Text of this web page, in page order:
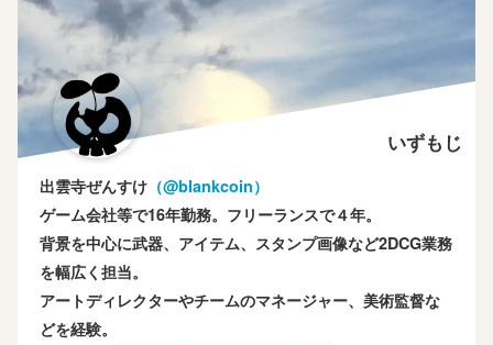
いずもじ
出雲寺ぜんすけ （‎@blankcoin）
ゲーム会社等で16年勤務。フリーランスで４年。
背景を中心に武器、アイテム、スタンプ画像など2DCG業務
を幅広く担当。
アートディレクターやチームのマネージャー、美術監督な
どを経験。